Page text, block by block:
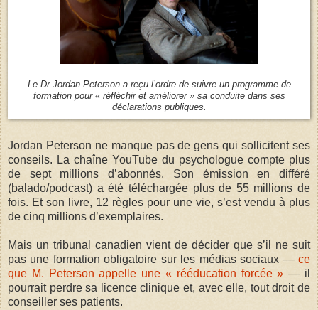
Le Dr Jordan Peterson a reçu l’ordre de suivre un programme de
formation pour « réfléchir et améliorer » sa conduite dans ses
déclarations publiques.
Jordan Peterson ne manque pas de gens qui sollicitent ses
conseils. La chaîne YouTube du psychologue compte plus
de sept millions d’abonnés. Son émission en différé
(balado/podcast) a été téléchargée plus de 55 millions de
fois. Et son livre, 12 règles pour une vie, s’est vendu à plus
de cinq millions d’exemplaires.
Mais un tribunal canadien vient de décider que s’il ne suit
pas une formation obligatoire sur les médias sociaux —ce
que M. Peterson appelle une « rééducation forcée » — il
pourrait perdre sa licence clinique et, avec elle, tout droit de
conseiller ses patients.